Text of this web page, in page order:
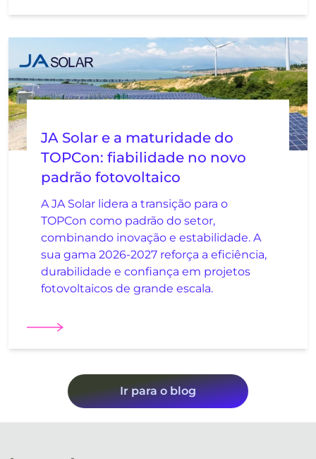
JA Solar e a maturidade do
TOPCon: fiabilidade no novo
padrão fotovoltaico
A JA Solar lidera a transição para o
TOPCon como padrão do setor,
combinando inovação e estabilidade. A
sua gama 2026-2027 reforça a eficiência,
durabilidade e confiança em projetos
fotovoltaicos de grande escala.
Ir para o blog